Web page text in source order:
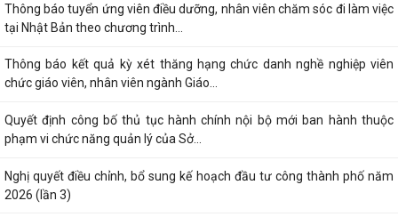
Thông báo tuyển ứng viên điều dưỡng, nhân viên chăm sóc đi làm việc
tại Nhật Bản theo chương trình...
Thông báo kết quả kỳ xét thăng hạng chức danh nghề nghiệp viên
chức giáo viên, nhân viên ngành Giáo...
Quyết định công bố thủ tục hành chính nội bộ mới ban hành thuộc
phạm vi chức năng quản lý của Sở...
Nghị quyết điều chỉnh, bổ sung kế hoạch đầu tư công thành phố năm
2026 (lần 3)